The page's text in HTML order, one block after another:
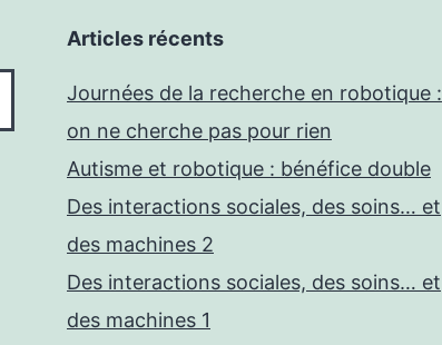
Articles récents
Journées de la recherche en robotique :
on ne cherche pas pour rien
Autisme et robotique : bénéfice double
Des interactions sociales, des soins… et
des machines 2
Des interactions sociales, des soins… et
des machines 1